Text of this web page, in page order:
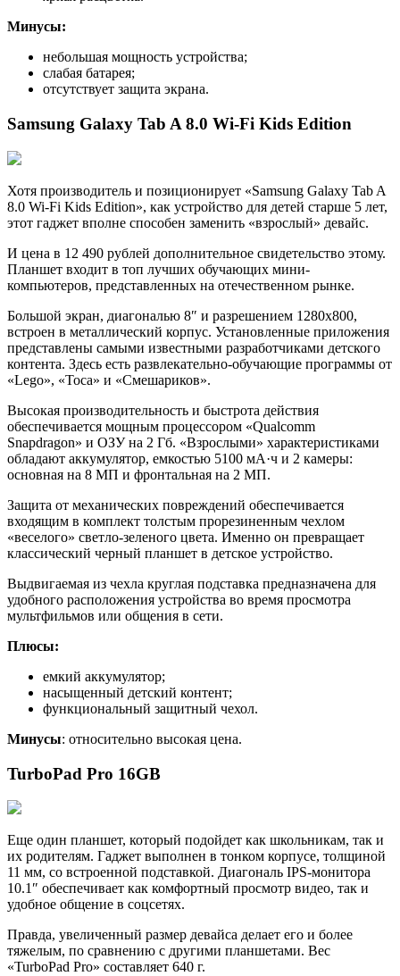
Минусы:
небольшая мощность устройства;
слабая батарея;
отсутствует защита экрана.
Samsung Galaxy Tab A 8.0 Wi-Fi Kids Edition
Хотя производитель и позиционирует «Samsung Galaxy Tab A
8.0 Wi-Fi Kids Edition», как устройство для детей старше 5 лет,
этот гаджет вполне способен заменить «взрослый» девайс.
И цена в 12 490 рублей дополнительное свидетельство этому.
Планшет входит в топ лучших обучающих мини-
компьютеров, представленных на отечественном рынке.
Большой экран, диагональю 8″ и разрешением 1280х800,
встроен в металлический корпус. Установленные приложения
представлены самыми известными разработчиками детского
контента. Здесь есть развлекательно-обучающие программы от
«Lego», «Toca» и «Смешариков».
Высокая производительность и быстрота действия
обеспечивается мощным процессором «Qualcomm
Snapdragon» и ОЗУ на 2 Гб. «Взрослыми» характеристиками
обладают аккумулятор, емкостью 5100 мА·ч и 2 камеры:
основная на 8 МП и фронтальная на 2 МП.
Защита от механических повреждений обеспечивается
входящим в комплект толстым прорезиненным чехлом
«веселого» светло-зеленого цвета. Именно он превращает
классический черный планшет в детское устройство.
Выдвигаемая из чехла круглая подставка предназначена для
удобного расположения устройства во время просмотра
мультфильмов или общения в сети.
Плюсы:
емкий аккумулятор;
насыщенный детский контент;
функциональный защитный чехол.
Минусы: относительно высокая цена.
TurboPad Pro 16GB
Еще один планшет, который подойдет как школьникам, так и
их родителям. Гаджет выполнен в тонком корпусе, толщиной
11 мм, со встроенной подставкой. Диагональ IPS-монитора
10.1″ обеспечивает как комфортный просмотр видео, так и
удобное общение в соцсетях.
Правда, увеличенный размер девайса делает его и более
тяжелым, по сравнению с другими планшетами. Вес
«TurboPad Pro» составляет 640 г.